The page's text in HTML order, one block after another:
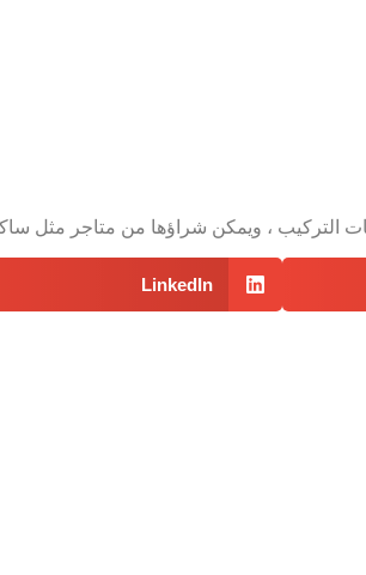
التركيب ، ويمكن شراؤها من متاجر مثل
LinkedIn